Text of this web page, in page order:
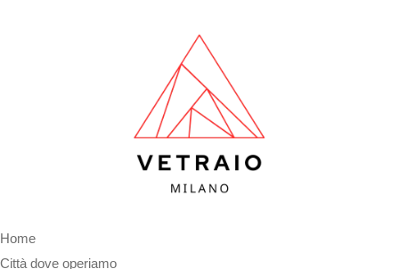
Home
Città dove operiamo